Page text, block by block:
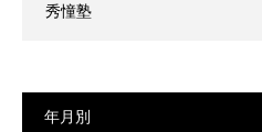
秀憧塾
年月別